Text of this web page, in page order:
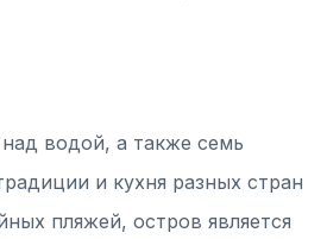
водой, а также семь
и кухня разных стран
пляжей, остров является